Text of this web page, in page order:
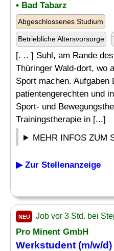
• Bad Tabarz
Abgeschlossenes Studium
Betriebliche Altersvorsorge
[. .. ] Suhl, am Rande
Thüringer Wald-dort, wo
Sport machen. Aufgaben
patientengerechten und
Sport- und
Trainingstherapie in [...]
MEHR INFOS ZUM
▶ Zur Stellenanzeige
NEU Job vor 3 Std. bei
Pro Minent GmbH
Werkstudent (m/w/